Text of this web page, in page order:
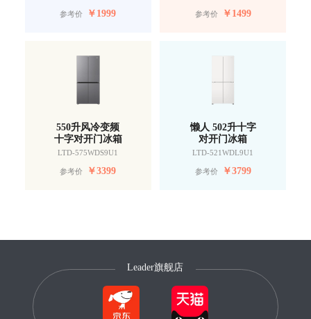
参考价 ￥1999 参考价 ￥1499
550升风冷变频
十字对开门冰箱
LTD-575WDS9U1
参考价 ￥3399
懒人 502升十字
对开门冰箱
LTD-521WDL9U1
参考价 ￥3799
Leader旗舰店